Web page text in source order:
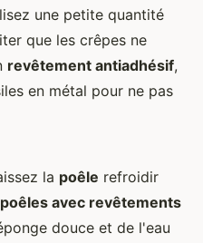
une petite quantité
que les crêpes ne
revêtement antiadhésif,
en métal pour ne pas
la poêle refroidir
poêles avec revêtements
douce et de l'eau